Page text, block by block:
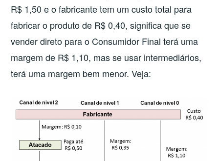
R$ 1,50 e o fabricante tem um custo total para
fabricar o produto de R$ 0,40, significa que se
vender direto para o Consumidor Final terá uma
margem de R$ 1,10, mas se usar intermediários,
terá uma margem bem menor. Veja: